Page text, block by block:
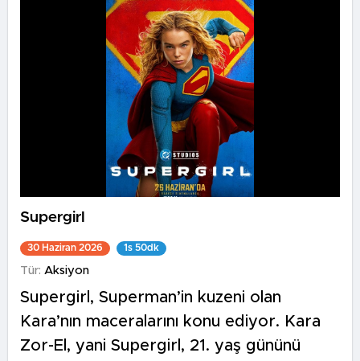
Supergirl
30 Haziran 2026 1s 50dk
Tür: Aksiyon
Supergirl, Superman’in kuzeni olan
Kara’nın maceralarını konu ediyor. Kara
Zor-El, yani Supergirl, 21. yaş gününü